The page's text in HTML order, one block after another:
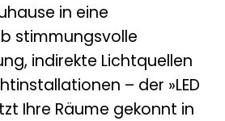
in eine
stimmungsvolle
indirekte Lichtquellen
– der »LED
Ihre Räume gekonnt in